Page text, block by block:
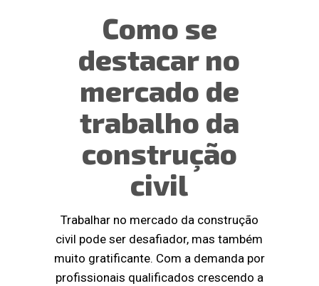
Como se
destacar no
mercado de
trabalho da
construção
civil
Trabalhar no mercado da construção
civil pode ser desafiador, mas também
muito gratificante. Com a demanda por
profissionais qualificados crescendo a